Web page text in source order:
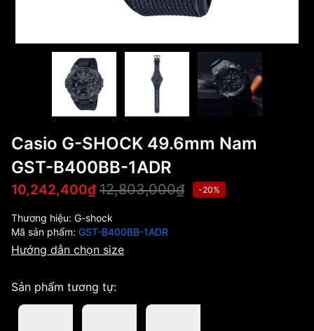
Casio G-SHOCK 49.6mm Nam
GST-B400BB-1ADR
10,242,400₫ 12,803,000₫ -20%
Thương hiệu: G-shock
Mã sản phẩm: GST-B400BB-1ADR
Hướng dẫn chọn size
Sản phẩm tương tự: